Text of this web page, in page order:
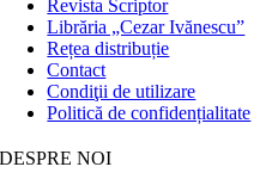
Revista Scriptor
Librăria „Cezar Ivănescu”
Rețea distribuție
Contact
Condiţii de utilizare
Politică de confidențialitate
DESPRE NOI